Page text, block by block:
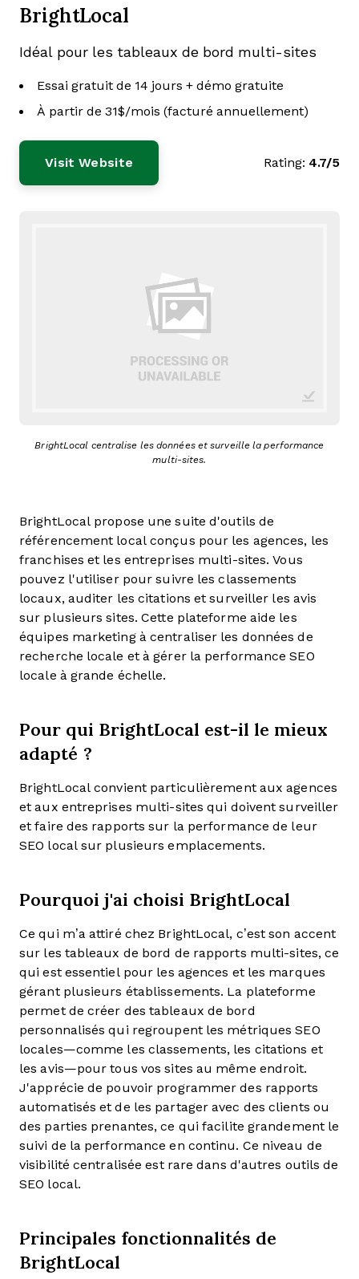
BrightLocal
Idéal pour les tableaux de bord multi-sites
Essai gratuit de 14 jours + démo gratuite
À partir de 31$/mois (facturé annuellement)
Visit Website Rating: 4.7/5
BrightLocal centralise les données et surveille la performance
multi-sites.
BrightLocal propose une suite d'outils de
référencement local conçus pour les agences, les
franchises et les entreprises multi-sites. Vous
pouvez l'utiliser pour suivre les classements
locaux, auditer les citations et surveiller les avis
sur plusieurs sites. Cette plateforme aide les
équipes marketing à centraliser les données de
recherche locale et à gérer la performance SEO
locale à grande échelle.
Pour qui BrightLocal est-il le mieux
adapté ?
BrightLocal convient particulièrement aux agences
et aux entreprises multi-sites qui doivent surveiller
et faire des rapports sur la performance de leur
SEO local sur plusieurs emplacements.
Pourquoi j'ai choisi BrightLocal
Ce qui m’a attiré chez BrightLocal, c’est son accent
sur les tableaux de bord de rapports multi-sites, ce
qui est essentiel pour les agences et les marques
gérant plusieurs établissements. La plateforme
permet de créer des tableaux de bord
personnalisés qui regroupent les métriques SEO
locales—comme les classements, les citations et
les avis—pour tous vos sites au même endroit.
J'apprécie de pouvoir programmer des rapports
automatisés et de les partager avec des clients ou
des parties prenantes, ce qui facilite grandement le
suivi de la performance en continu. Ce niveau de
visibilité centralisée est rare dans d'autres outils de
SEO local.
Principales fonctionnalités de
BrightLocal